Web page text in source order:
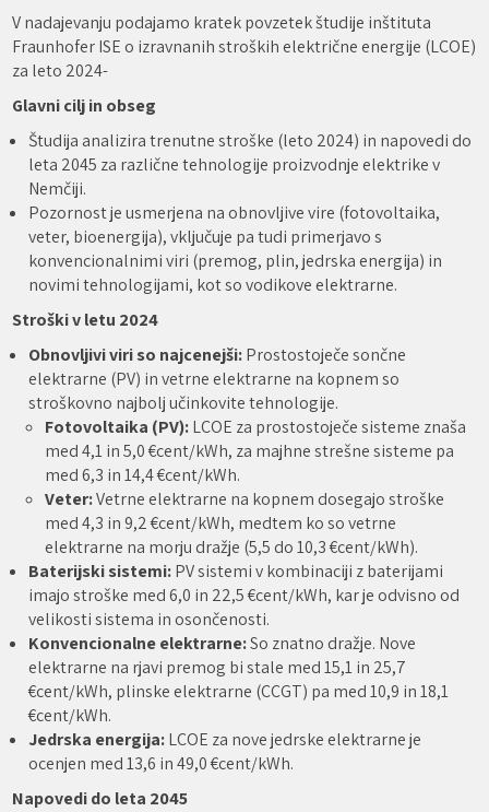
V nadajevanju podajamo kratek povzetek študije inštituta
Fraunhofer ISE o izravnanih stroških električne energije (LCOE)
za leto 2024-
Glavni cilj in obseg
Študija analizira trenutne stroške (leto 2024) in napovedi do
leta 2045 za različne tehnologije proizvodnje elektrike v
Nemčiji.
Pozornost je usmerjena na obnovljive vire (fotovoltaika,
veter, bioenergija), vključuje pa tudi primerjavo s
konvencionalnimi viri (premog, plin, jedrska energija) in
novimi tehnologijami, kot so vodikove elektrarne.
Stroški v letu 2024
Obnovljivi viri so najcenejši:Prostostoječe sončne
elektrarne (PV) in vetrne elektrarne na kopnem so
stroškovno najbolj učinkovite tehnologije.
Fotovoltaika (PV):LCOE za prostostoječe sisteme znaša
med 4,1 in 5,0 €cent/kWh, za majhne strešne sisteme pa
med 6,3 in 14,4 €cent/kWh.
Veter:Vetrne elektrarne na kopnem dosegajo stroške
med 4,3 in 9,2 €cent/kWh, medtem ko so vetrne
elektrarne na morju dražje (5,5 do 10,3 €cent/kWh).
Baterijski sistemi:PV sistemi v kombinaciji z baterijami
imajo stroške med 6,0 in 22,5 €cent/kWh, kar je odvisno od
velikosti sistema in osončenosti.
Konvencionalne elektrarne:So znatno dražje. Nove
elektrarne na rjavi premog bi stale med 15,1 in 25,7
€cent/kWh, plinske elektrarne (CCGT) pa med 10,9 in 18,1
€cent/kWh.
Jedrska energija:LCOE za nove jedrske elektrarne je
ocenjen med 13,6 in 49,0 €cent/kWh.
Napovedi do leta 2045